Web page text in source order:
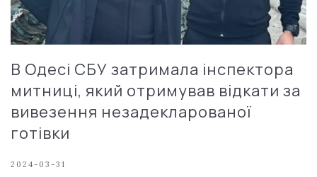
В Одесі СБУ затримала інспектора
митниці, який отримував відкати за
вивезення незадекларованої
готівки
2024-03-31